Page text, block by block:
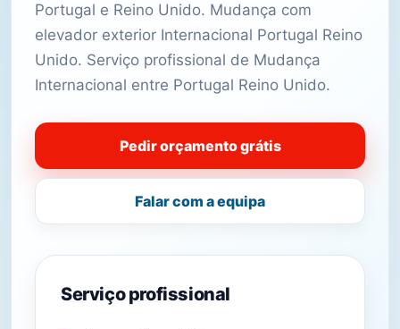
Portugal e Reino Unido. Mudança com
elevador exterior Internacional Portugal Reino
Unido. Serviço profissional de Mudança
Internacional entre Portugal Reino Unido.
Pedir orçamento grátis
Falar com a equipa
Serviço profissional